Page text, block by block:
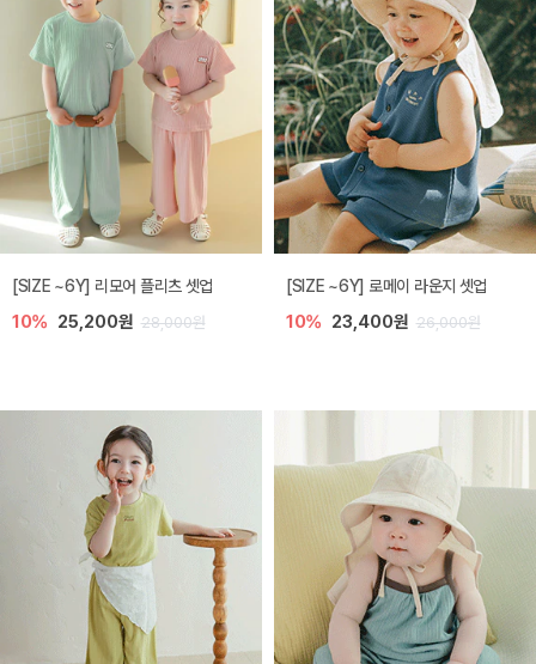
[SIZE ~6Y] 리모어 플리츠 셋업
10% 25,200원 28,000원
[SIZE ~6Y] 로메이 라운지 셋업
10% 23,400원 26,000원